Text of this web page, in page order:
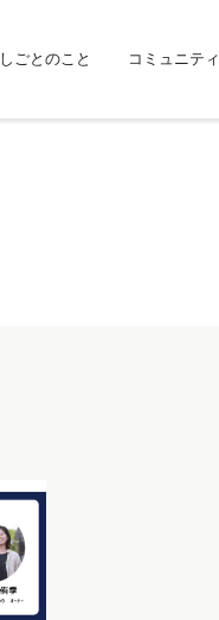
しごとのこと コミュニティ